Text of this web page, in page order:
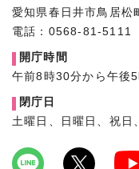
愛知県春日井市鳥居松
電話：0568-81-5111
開庁時間
午前8時30分から午後
閉庁日
土曜日、日曜日、祝日